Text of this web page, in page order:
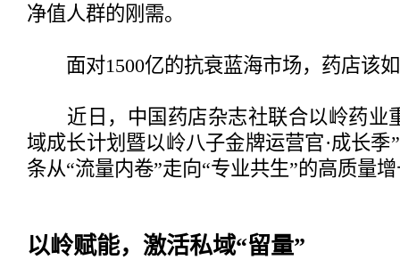
净值人群的刚需。
面对1500亿的抗衰蓝海市场，药店该
近日，中国药店杂志社联合以岭药业
域成长计划暨以岭八子金牌运营官·成长
条从“流量内卷”走向“专业共生”的高质量
以岭赋能，激活私域“留量”